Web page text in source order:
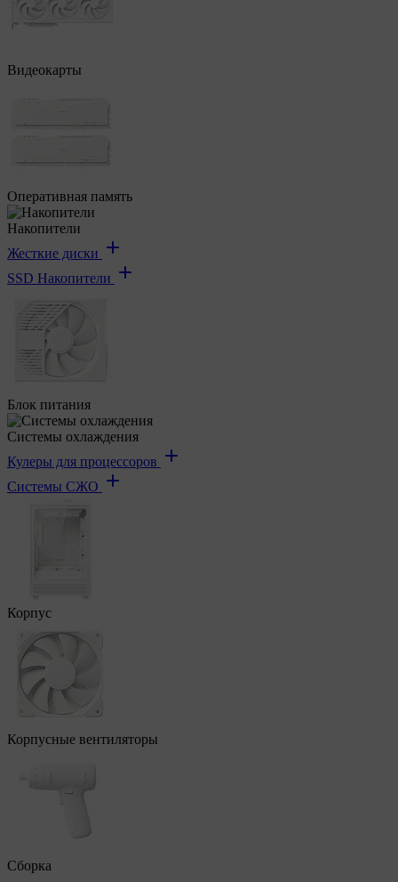
Видеокарты
Оперативная память
Накопители
Жесткие диски
SSD Накопители
Блок питания
Системы охлаждения
Кулеры для процессоров
Системы СЖО
Корпус
Корпусные вентиляторы
Сборка